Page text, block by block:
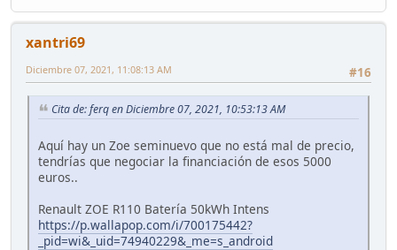
xantri69
#16
Diciembre 07, 2021, 11:08:13 AM
Cita de: ferq en Diciembre 07, 2021, 10:53:13 AM
Aquí hay un Zoe seminuevo que no está mal de precio,
tendrías que negociar la financiación de esos 5000
euros..
Renault ZOE R110 Batería 50kWh Intens
https://p.wallapop.com/i/700175442?
_pid=wi&_uid=74940229&_me=s_android